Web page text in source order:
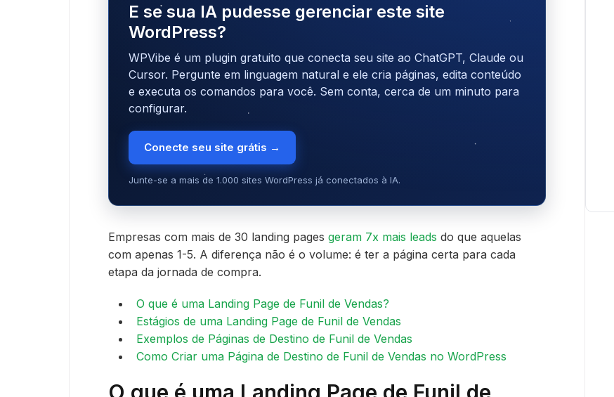
E se sua IA pudesse gerenciar este site
WordPress?
WPVibe é um plugin gratuito que conecta seu site ao ChatGPT, Claude ou
Cursor. Pergunte em linguagem natural e ele cria páginas, edita conteúdo
e executa os comandos para você. Sem conta, cerca de um minuto para
configurar.
Conecte seu site grátis →
Junte-se a mais de 1.000 sites WordPress já conectados à IA.
Empresas com mais de 30 landing pages geram 7x mais leads do que aquelas
com apenas 1-5. A diferença não é o volume: é ter a página certa para cada
etapa da jornada de compra.
O que é uma Landing Page de Funil de Vendas?
Estágios de uma Landing Page de Funil de Vendas
Exemplos de Páginas de Destino de Funil de Vendas
Como Criar uma Página de Destino de Funil de Vendas no WordPress